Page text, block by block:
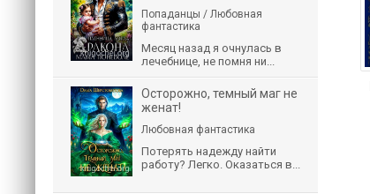
Попаданцы / Любовная
фантастика
Месяц назад я очнулась в
лечебнице, не помня ни...
Осторожно, темный маг не
женат!
Любовная фантастика
Потерять надежду найти
работу? Легко. Оказаться в...